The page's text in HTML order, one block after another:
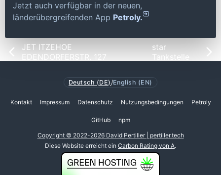
Jetzt auch verfügbar in der neuen,
länderübergreifenden App Petroly.
JET ITZEHOE
EDENDORFERSTR. 127
star
Tankstelle
Deutsch (DE) /English (EN)
Kontakt Impressum Datenschutz Nutzungsbedingungen Petroly
GitHub npm
Copyright © 2022-2026 David Pertiller | pertiller.tech
Diese Website erreicht ein Carbon Rating von A.